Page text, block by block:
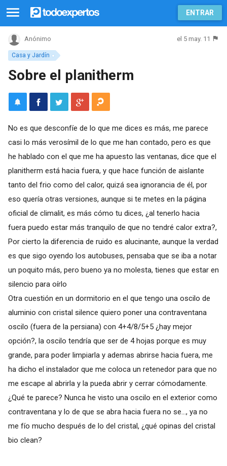
ENTRAR
Casa y Jardín
Anónimo el 5 may. 11
Sobre el planitherm
No es que desconfíe de lo que me dices es más, me parece
casi lo más verosímil de lo que me han contado, pero es que
he hablado con el que me ha apuesto las ventanas, dice que el
planitherm está hacia fuera, y que hace función de aislante
tanto del frio como del calor, quizá sea ignorancia de él, por
eso quería otras versiones, aunque si te metes en la página
oficial de climalit, es más cómo tu dices, ¿al tenerlo hacia
fuera puedo estar más tranquilo de que no tendré calor extra?,
Por cierto la diferencia de ruido es alucinante, aunque la verdad
es que sigo oyendo los autobuses, pensaba que se iba a notar
un poquito más, pero bueno ya no molesta, tienes que estar en
silencio para oírlo
Otra cuestión en un dormitorio en el que tengo una oscilo de
aluminio con cristal silence quiero poner una contraventana
oscilo (fuera de la persiana) con 4+4/8/5+5 ¿hay mejor
opción?, la oscilo tendría que ser de 4 hojas porque es muy
grande, para poder limpiarla y ademas abrirse hacia fuera, me
ha dicho el instalador que me coloca un retenedor para que no
me escape al abrirla y la pueda abrir y cerrar cómodamente.
¿Qué te parece? Nunca he visto una oscilo en el exterior como
contraventana y lo de que se abra hacia fuera no se..., ya no
me fío mucho después de lo del cristal, ¿qué opinas del cristal
bio clean?